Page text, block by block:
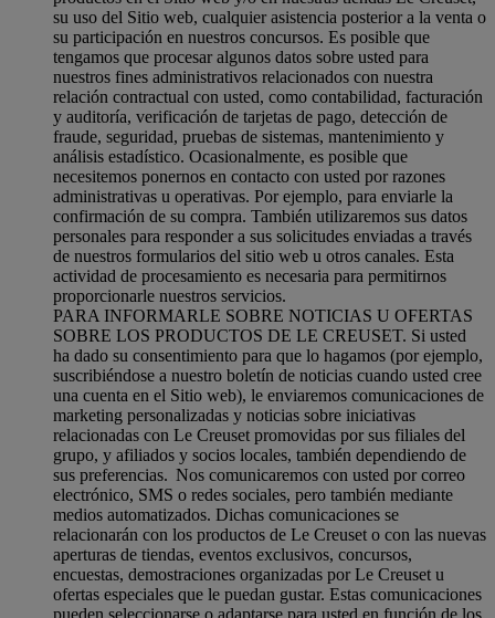
su uso del Sitio web, cualquier asistencia posterior a la venta o
su participación en nuestros concursos. Es posible que
tengamos que procesar algunos datos sobre usted para
nuestros fines administrativos relacionados con nuestra
relación contractual con usted, como contabilidad, facturación
y auditoría, verificación de tarjetas de pago, detección de
fraude, seguridad, pruebas de sistemas, mantenimiento y
análisis estadístico. Ocasionalmente, es posible que
necesitemos ponernos en contacto con usted por razones
administrativas u operativas. Por ejemplo, para enviarle la
confirmación de su compra. También utilizaremos sus datos
personales para responder a sus solicitudes enviadas a través
de nuestros formularios del sitio web u otros canales. Esta
actividad de procesamiento es necesaria para permitirnos
proporcionarle nuestros servicios.
PARA INFORMARLE SOBRE NOTICIAS U OFERTAS
SOBRE LOS PRODUCTOS DE LE CREUSET. Si usted
ha dado su consentimiento para que lo hagamos (por ejemplo,
suscribiéndose a nuestro boletín de noticias cuando usted cree
una cuenta en el Sitio web), le enviaremos comunicaciones de
marketing personalizadas y noticias sobre iniciativas
relacionadas con Le Creuset promovidas por sus filiales del
grupo, y afiliados y socios locales, también dependiendo de
sus preferencias. Nos comunicaremos con usted por correo
electrónico, SMS o redes sociales, pero también mediante
medios automatizados. Dichas comunicaciones se
relacionarán con los productos de Le Creuset o con las nuevas
aperturas de tiendas, eventos exclusivos, concursos,
encuestas, demostraciones organizadas por Le Creuset u
ofertas especiales que le puedan gustar. Estas comunicaciones
pueden seleccionarse o adaptarse para usted en función de los